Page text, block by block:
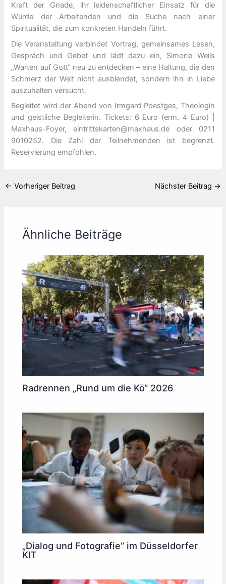
Kraft der Gnade, ihr leidenschaftlicher Einsatz für die
Würde der Arbeitenden und die Suche nach einer
Spiritualität, die zum konkreten Handeln führt.
Die Veranstaltung verbindet Vortrag, gemeinsames Lesen,
Gespräch und Gebet und lädt dazu ein, Simone Weils
„Warten auf Gott“ neu zu entdecken – eine Haltung, die den
Schmerz der Welt nicht ausblendet, sondern ihn in Liebe
auszuhalten versucht.
Begleitet wird der Abend von Irmgard Poestges, Theologin
und geistliche Begleiterin. Tickets: 6 Euro (erm. 4 Euro) |
Maxhaus-Foyer, eintrittskarten@maxhaus.de oder 0211
9010252. Die Zahl der Teilnehmenden ist begrenzt.
Reservierung empfohlen.
← Vorheriger Beitrag Nächster Beitrag →
Ähnliche Beiträge
Radrennen „Rund um die Kö“ 2026
„Dialog und Fotografie“ im Düsseldorfer
KIT